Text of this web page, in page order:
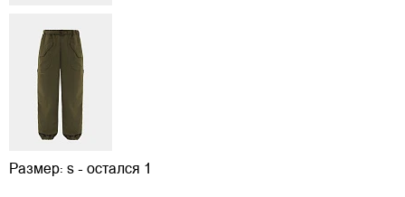
Размер: s - остался 1